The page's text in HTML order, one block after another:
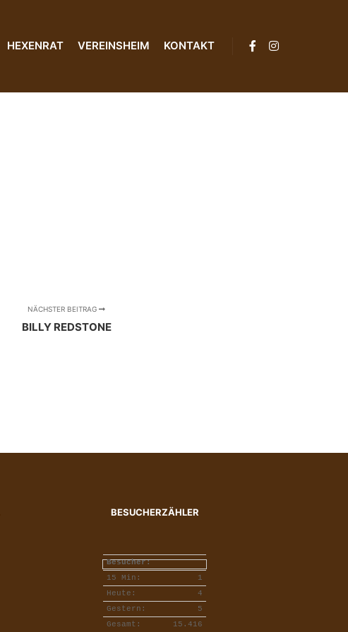
HEXENRAT VEREINSHEIM KONTAKT
NÄCHSTER BEITRAG
BILLY REDSTONE
BESUCHERZÄHLER
Besucher:
15 Min:
1
Heute:
4
Gestern:
5
Gesamt:
15.416